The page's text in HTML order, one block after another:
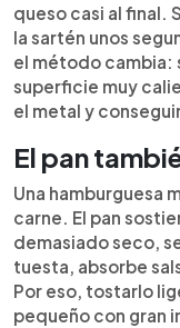
queso casi al final.
la sartén unos
el método cambia:
superficie muy
el metal y
El pan
Una hamburguesa
carne. El pan
demasiado seco,
tuesta, absorbe
Por eso, tostarlo
pequeño con gran